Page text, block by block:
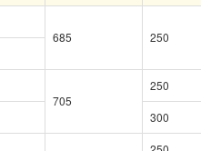
685
250
705
250
300